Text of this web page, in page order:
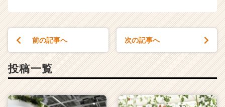
ャ
e
e
r
前の記事へ 次の記事へ
投稿一覧